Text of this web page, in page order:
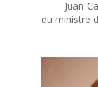
Juan-
du ministre